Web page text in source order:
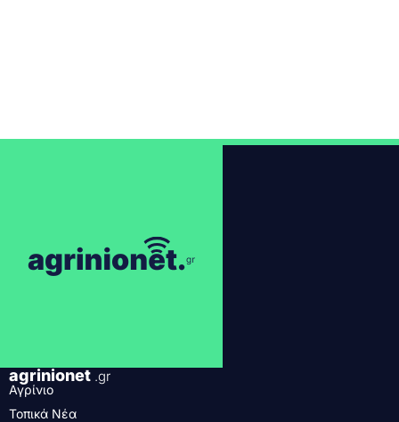
agrinionet .gr
Αγρίνιο
Τοπικά Νέα